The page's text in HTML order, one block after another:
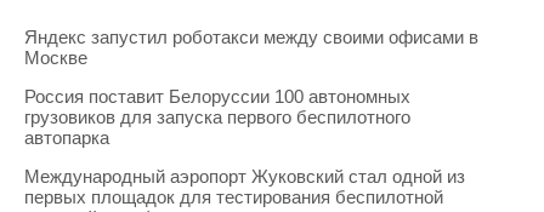
Яндекс запустил роботакси между своими офисами в
Москве
Россия поставит Белоруссии 100 автономных
грузовиков для запуска первого беспилотного
автопарка
Международный аэропорт Жуковский стал одной из
первых площадок для тестирования беспилотной